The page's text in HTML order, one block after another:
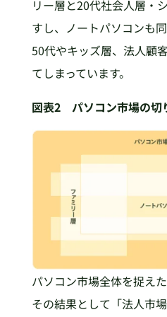
リー層と20代社会人層・
すし、ノートパソコンも
50代やキッズ層、法人顧
てしまっています。
図表2 パソコン市場の切
パソコン市場全体を捉えた
その結果として「法人市